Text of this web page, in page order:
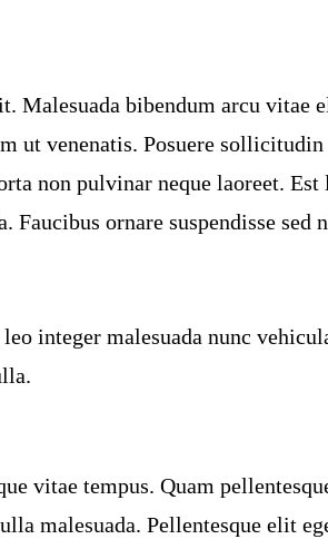
Malesuada bibendum arcu vitae
ut venenatis. Posuere
non pulvinar neque laoreet.
ornare suspendisse sed
integer malesuada nunc
vitae tempus. Quam
malesuada. Pellentesque elit